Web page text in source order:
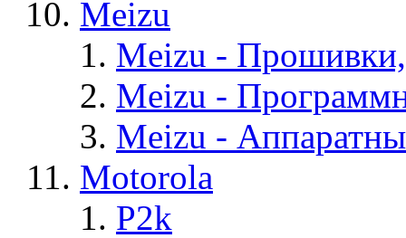
Meizu
Meizu -
Meizu -
Meizu -
Motorola
P2k